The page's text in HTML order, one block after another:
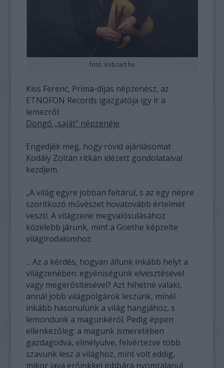
fotó: kobzart.hu
Kiss Ferenc, Prima-díjas népzenész, az
ETNOFON Records igazgatója így ír a
lemezről:
Dongó „saját" népzenéje
Engedjék meg, hogy rövid ajánlásomat
Kodály Zoltán ritkán idézett gondolataival
kezdjem.
„A világ egyre jobban feltárul, s az egy népre
szorítkozó művészet hovatovább értelmét
veszti. A világzene megvalósulásához
közelebb járunk, mint a Goethe képzelte
világirodalomhoz.
... Az a kérdés, hogyan állunk inkább helyt a
világzenében: egyéniségünk elvesztésével
vagy megerősítésével? Azt hihetné valaki,
annál jobb világpolgárok leszünk, minél
inkább hasonulunk a világ hangjához, s
lemondunk a magunkéról. Pedig éppen
ellenkezőleg: a magunk ismeretében
gazdagodva, elmélyülve, felvértezve több
szavunk lesz a világhoz, mint volt eddig,
mikor java erőinkkel jobbára nyomtalanul